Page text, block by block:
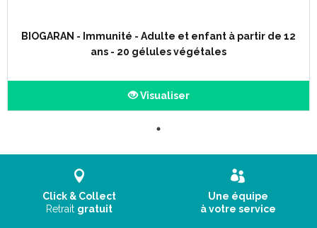
BIOGARAN - Immunité - Adulte et enfant à partir de 12
ans - 20 gélules végétales
Visualiser
Click & Collect
Retrait gratuit
Une équipe
à votre service